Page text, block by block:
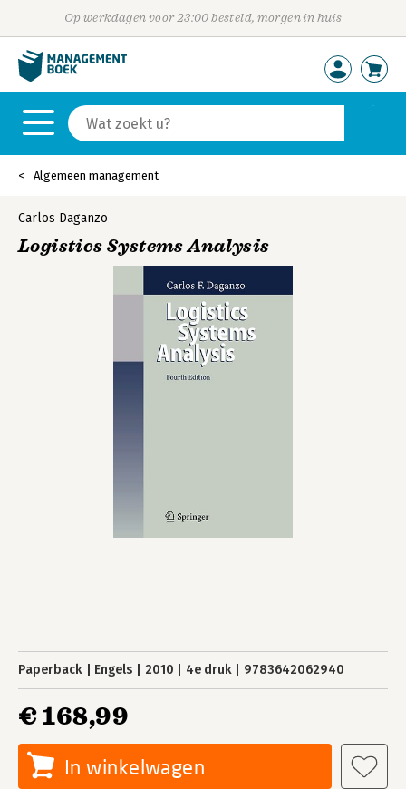
Op werkdagen voor 23:00 besteld, morgen in huis
Algemeen management
Carlos Daganzo
Logistics Systems Analysis
Paperback Engels 2010 4e druk 9783642062940
€ 168,99
In winkelwagen